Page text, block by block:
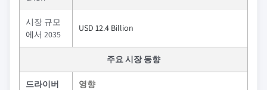
시장 규모
에서 2035
USD 12.4 Billion
주요 시장 동향
드라이버 영향